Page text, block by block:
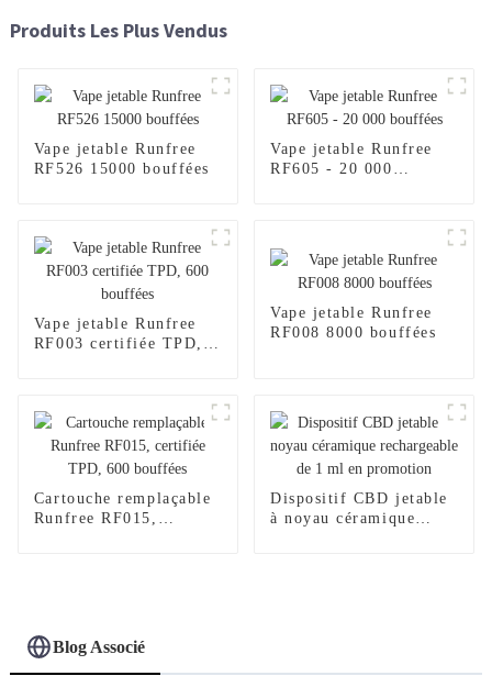
Produits Les Plus Vendus
Vape jetable Runfree
RF526 15000 bouffées
Vape jetable Runfree
RF605 - 20 000
Vape jetable Runfree
RF003 certifiée TPD,
Vape jetable Runfree
RF008 8000 bouffées
Cartouche remplaçable
Runfree RF015,
Dispositif CBD jetable
à noyau céramique
Blog Associé